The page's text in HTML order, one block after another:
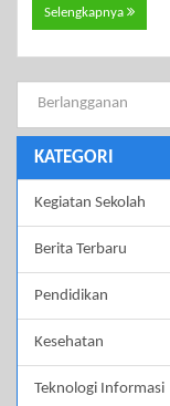
Selengkapnya
KATEGORI
Kegiatan Sekolah
Berita Terbaru
Pendidikan
Kesehatan
Teknologi Informasi